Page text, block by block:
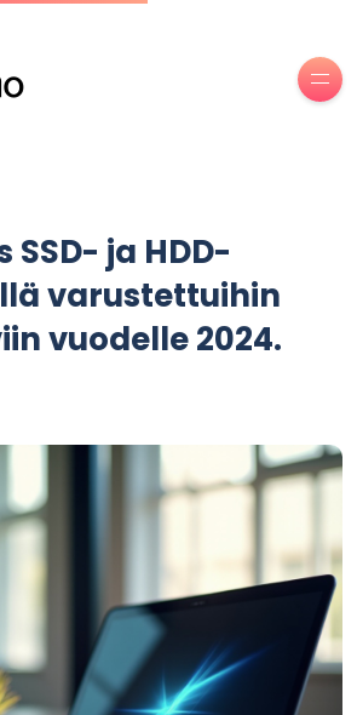
SSD- ja HDD-
varustettuihin
vuodelle 2024.